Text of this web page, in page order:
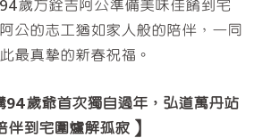
歲方銓吉阿公準備美味佳餚到宅
公的志工猶如家人般的陪伴，一同
最真摯的新春祝福。
94歲爺首次獨自過年，弘道萬丹站
伴到宅圍爐解孤寂】